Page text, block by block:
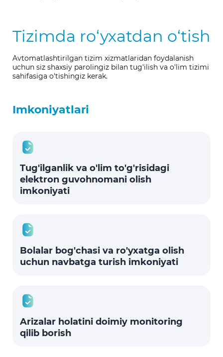
Tizimda ro‘yxatdan o‘tish
Avtomatlashtirilgan tizim xizmatlaridan foydalanish
uchun siz shaxsiy parolingiz bilan tug'ilish va o'lim tizimi
sahifasiga o'tishingiz kerak.
Imkoniyatlari
Tug'ilganlik va o'lim to'g'risidagi
elektron guvohnomani olish
imkoniyati
Bolalar bog'chasi va ro'yxatga olish
uchun navbatga turish imkoniyati
Arizalar holatini doimiy monitoring
qilib borish